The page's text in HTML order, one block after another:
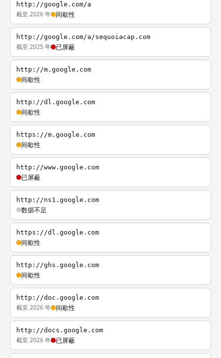
http://google.com/a
截至 2026 年 间歇性
http://google.com/a/sequoiacap.com
截至 2025 年 已屏蔽
http://m.google.com
间歇性
http://dl.google.com
间歇性
https://m.google.com
间歇性
http://www.google.com
已屏蔽
http://ns1.google.com
数据不足
https://dl.google.com
间歇性
http://ghs.google.com
间歇性
http://doc.google.com
截至 2026 年 间歇性
http://docs.google.com
截至 2026 年 已屏蔽